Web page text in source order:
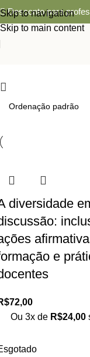
Skip to navigation
Skip to main content
Desconto para
diversidade
e
72,00
Ou 3x de R$24,00